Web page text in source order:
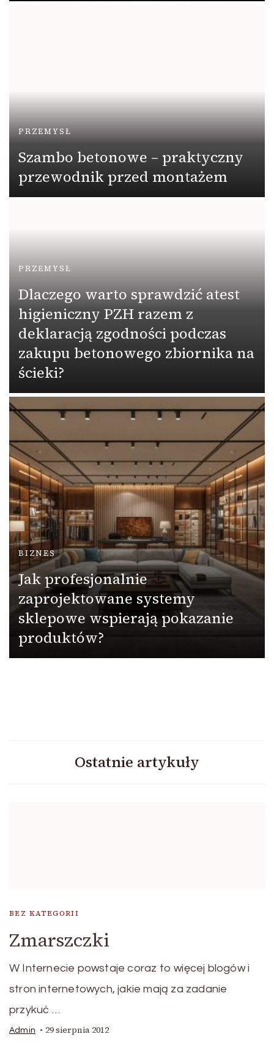
PRZEMYSŁ
Szambo betonowe – praktyczny
przewodnik przed montażem
PRZEMYSŁ
Dlaczego warto sprawdzić atest
higieniczny PZH razem z
deklaracją zgodności podczas
zakupu betonowego zbiornika na
ścieki?
BIZNES
Jak profesjonalnie
zaprojektowane systemy
sklepowe wspierają pokazanie
produktów?
Ostatnie artykuły
BEZ KATEGORII
Zmarszczki
W Internecie powstaje coraz to więcej blogów i
stron internetowych, jakie mają za zadanie
przykuć …
Admin 29 sierpnia 2012